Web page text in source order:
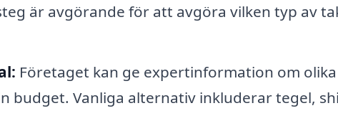
är avgörande för att avgöra vilken typ av
Företaget kan ge expertinformation om
budget. Vanliga alternativ inkluderar tegel,